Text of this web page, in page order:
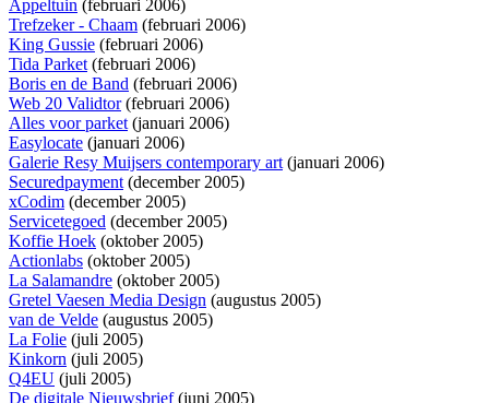
Appeltuin (februari 2006)
Trefzeker - Chaam (februari 2006)
King Gussie (februari 2006)
Tida Parket(februari 2006)
Boris en de Band (februari 2006)
Web 20 Validtor(februari 2006)
Alles voor parket(januari 2006)
Easylocate (januari 2006)
Galerie Resy Muijsers contemporary art(januari 2006)
Securedpayment(december 2005)
xCodim (december 2005)
Servicetegoed (december 2005)
Koffie Hoek (oktober 2005)
Actionlabs (oktober 2005)
La Salamandre (oktober 2005)
Gretel Vaesen Media Design (augustus 2005)
van de Velde (augustus 2005)
La Folie (juli 2005)
Kinkorn (juli 2005)
Q4EU (juli 2005)
De digitale Nieuwsbrief(juni 2005)